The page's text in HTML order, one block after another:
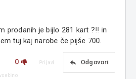
prodanih je bijlo 281 kart ?!! in
tuj kaj narobe če pijše 700.
0 reply Odgovori
Prijavi